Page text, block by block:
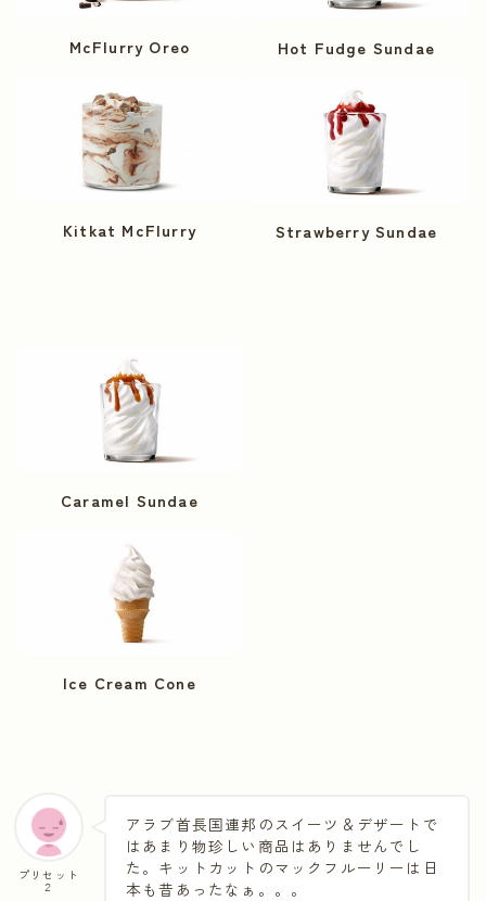
McFlurry Oreo
Kitkat McFlurry
Hot Fudge Sundae
Strawberry Sundae
Caramel Sundae
Ice Cream Cone
プリセット
２
アラブ首長国連邦のスイーツ＆デザートで
はあまり物珍しい商品はありませんでし
た。キットカットのマックフルーリーは日
本も昔あったなぁ。。。